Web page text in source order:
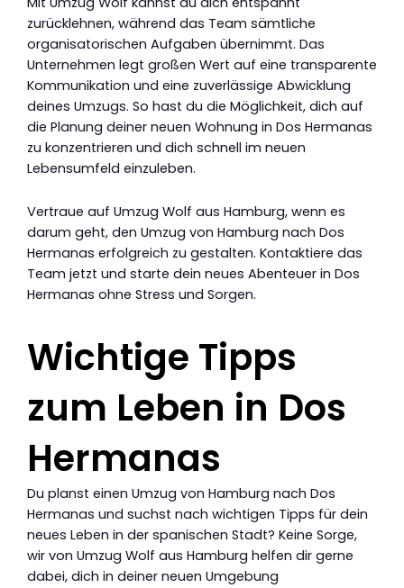
zurücklehnen, während das Team sämtliche
organisatorischen Aufgaben übernimmt. Das
Unternehmen legt großen Wert auf eine transparente
Kommunikation und eine zuverlässige Abwicklung
deines Umzugs. So hast du die Möglichkeit, dich auf
die Planung deiner neuen Wohnung in Dos Hermanas
zu konzentrieren und dich schnell im neuen
Lebensumfeld einzuleben.
Vertraue auf Umzug Wolf aus Hamburg, wenn es
darum geht, den Umzug von Hamburg nach Dos
Hermanas erfolgreich zu gestalten. Kontaktiere das
Team jetzt und starte dein neues Abenteuer in Dos
Hermanas ohne Stress und Sorgen.
Wichtige Tipps
zum Leben in Dos
Hermanas
Du planst einen Umzug von Hamburg nach Dos
Hermanas und suchst nach wichtigen Tipps für dein
neues Leben in der spanischen Stadt? Keine Sorge,
wir von Umzug Wolf aus Hamburg helfen dir gerne
dabei, dich in deiner neuen Umgebung